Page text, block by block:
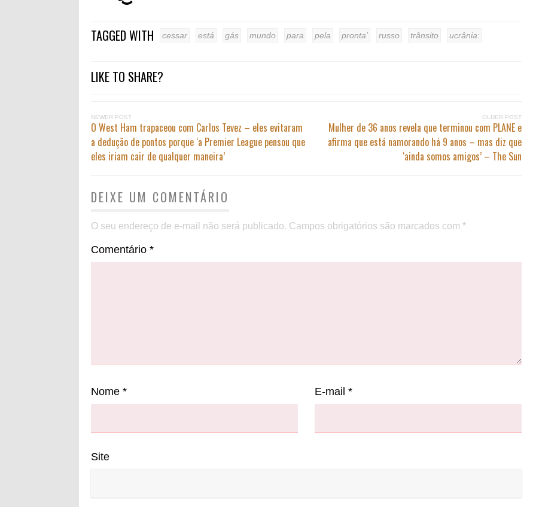
TAGGED WITH cessar está gás mundo para pela pronta’ russo trânsito ucrânia:
LIKE TO SHARE?
NEWER POST
O West Ham trapaceou com Carlos Tevez – eles evitaram
a dedução de pontos porque ‘a Premier League pensou que
eles iriam cair de qualquer maneira’
OLDER POST
Mulher de 36 anos revela que terminou com PLANE e
afirma que está namorando há 9 anos – mas diz que
‘ainda somos amigos’ – The Sun
DEIXE UM COMENTÁRIO
O seu endereço de e-mail não será publicado. Campos obrigatórios são marcados com *
Comentário *
Nome * E-mail*
Site